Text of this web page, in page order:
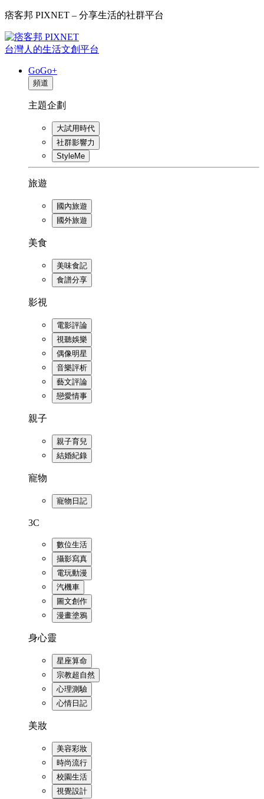
痞客邦 PIXNET – 分享生活的社群平台
台灣人的生活文創平台
GoGo+
頻道
主題企劃
大試用時代
社群影響力
StyleMe
旅遊
國內旅遊
國外旅遊
美食
美味食記
食譜分享
影視
電影評論
視聽娛樂
偶像明星
音樂評析
藝文評論
戀愛情事
親子
親子育兒
結婚紀錄
寵物
寵物日記
3C
數位生活
攝影寫真
電玩動漫
汽機車
圖文創作
漫畫塗鴉
身心靈
星座算命
宗教超自然
心理測驗
心情日記
美妝
美容彩妝
時尚流行
校園生活
視覺設計